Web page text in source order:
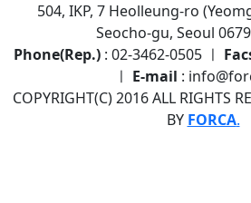
504, IKP, 7 Heolleung-ro
Seocho-gu, Seoul
Phone(Rep.): 02-3462-0505 ㅣ
ㅣ E-mail :
COPYRIGHT(C) 2016 ALL RIGHTS
BY FORCA.